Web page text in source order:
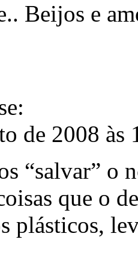
Beijos e
de 2008 às
“salvar” o
que o
plásticos,